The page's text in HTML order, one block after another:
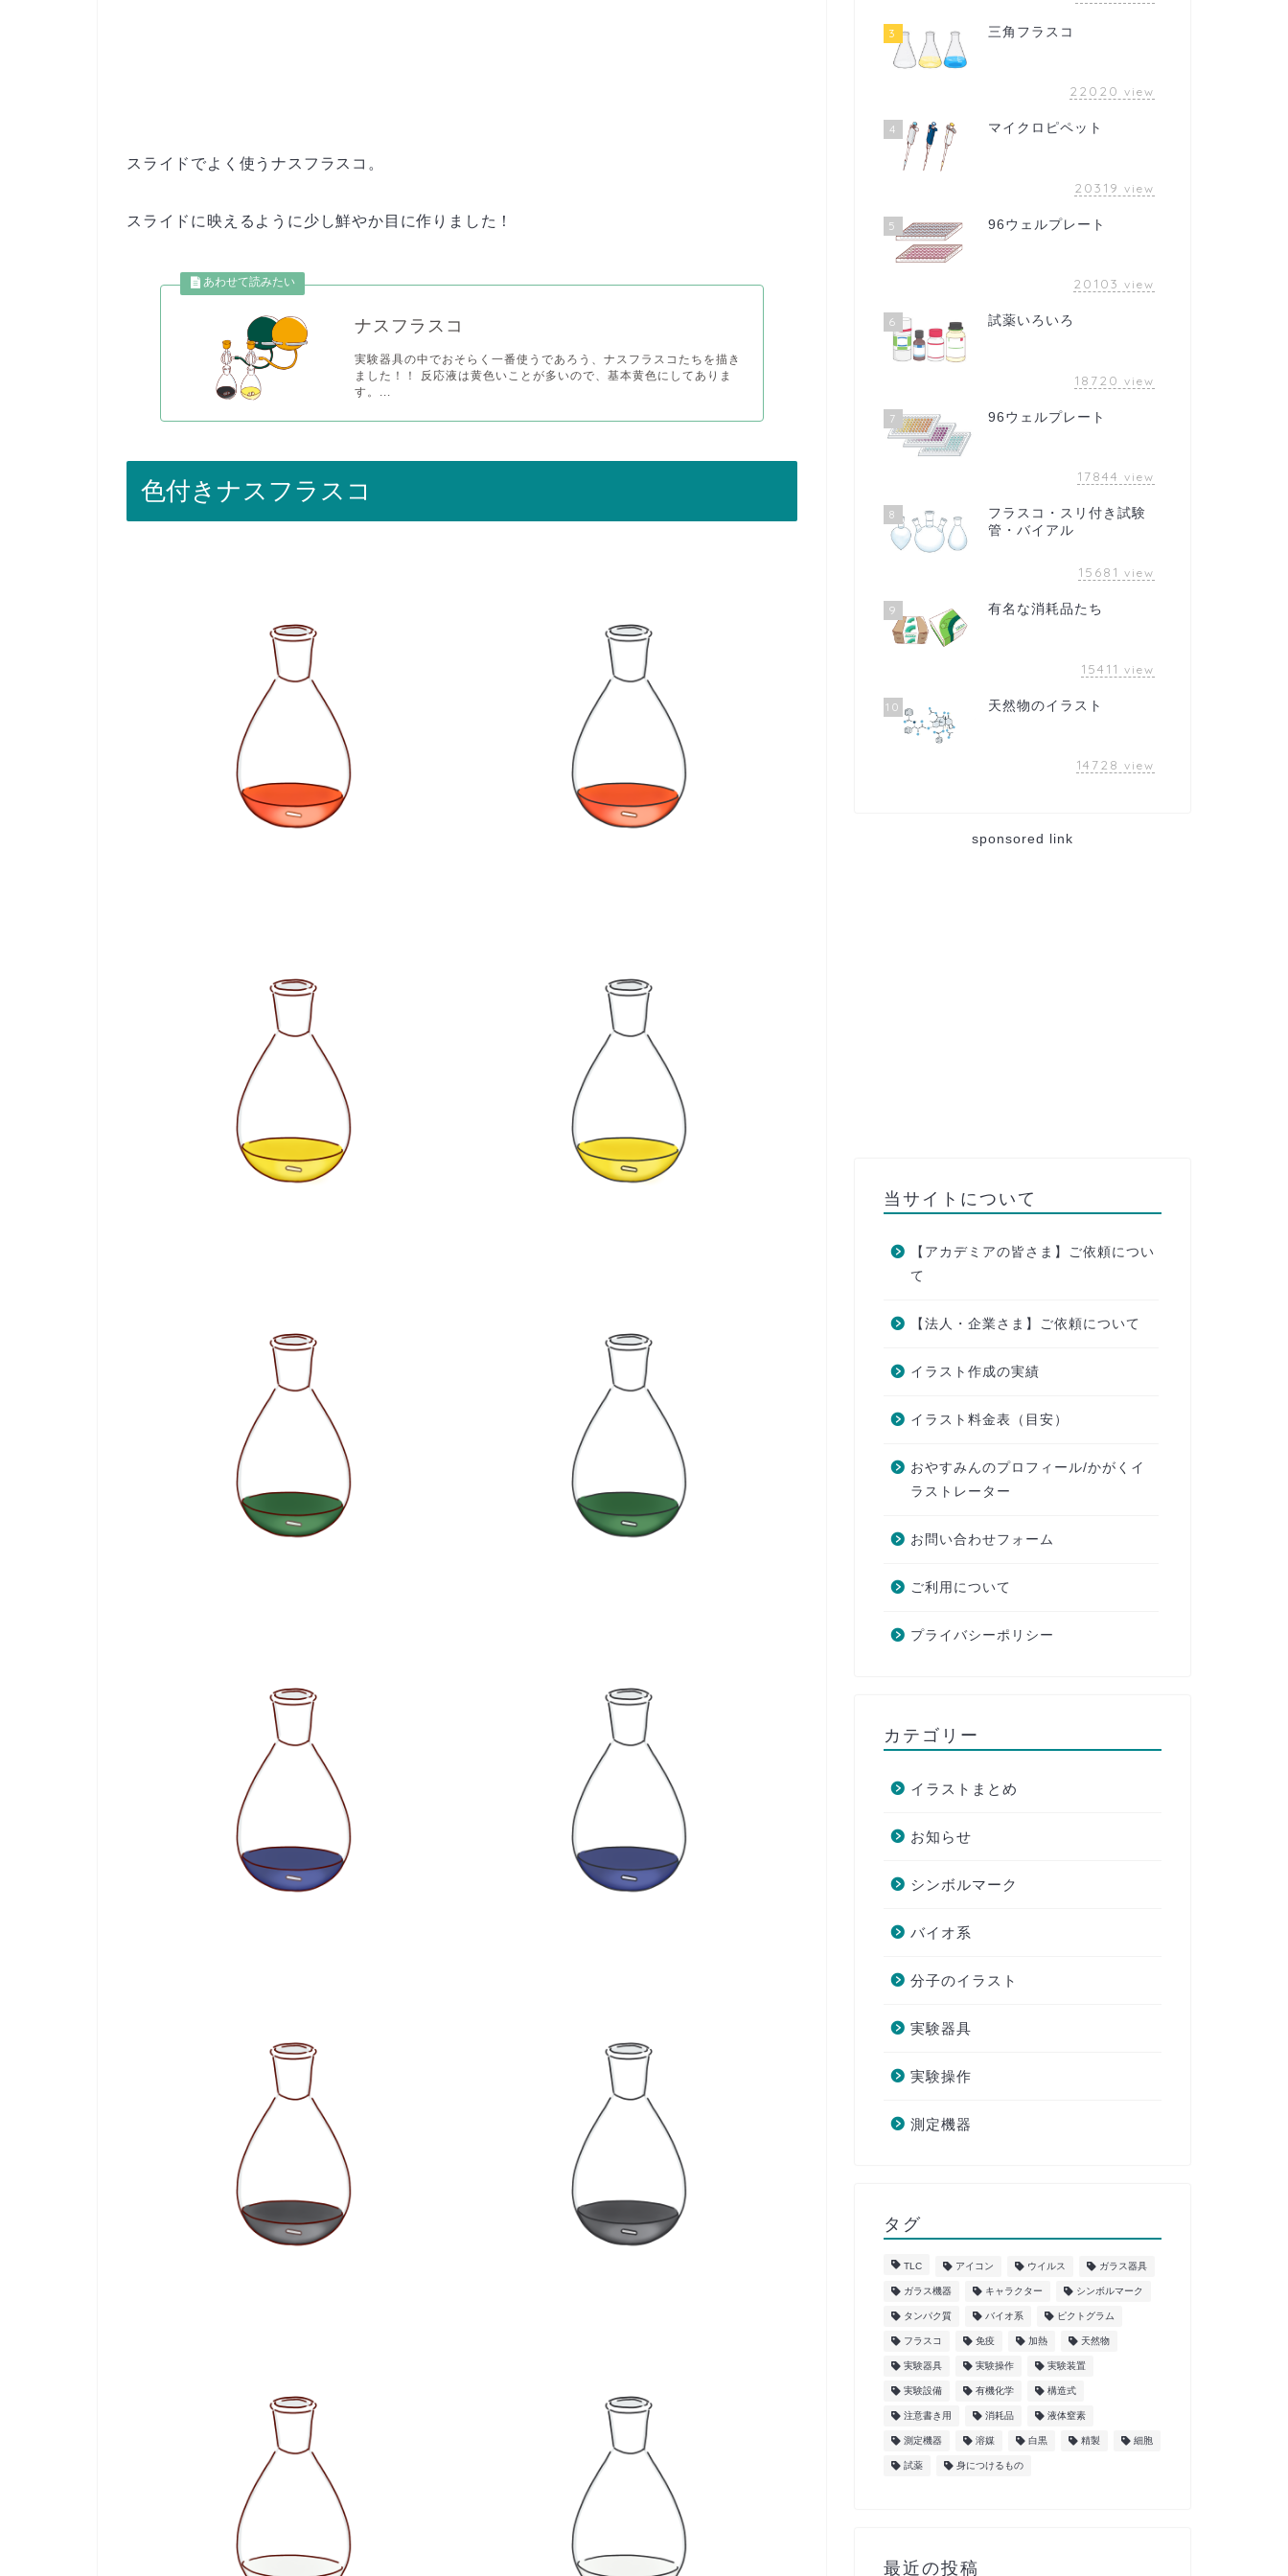
スライドでよく使うナスフラスコ。
スライドに映えるように少し鮮やか目に作りました！
ナスフラスコ
実験器具の中でおそらく一番使うであろう、ナスフラスコたちを描き
ました！！ 反応液は黄色いことが多いので、基本黄色にしてありま
す。...
色付きナスフラスコ
3 三角フラスコ
22020 view
4 マイクロピペット
20319 view
5 96ウェルプレート
20103 view
6 試薬いろいろ
18720 view
7 96ウェルプレート
17844 view
8
フラスコ・スリ付き試験
管・バイアル
15681 view
9 有名な消耗品たち
15411 view
10 天然物のイラスト
14728 view
sponsored link
当サイトについて
【アカデミアの皆さま】ご依頼につい
て
【法人・企業さま】ご依頼について
イラスト作成の実績
イラスト料金表（目安）
おやすみんのプロフィール/かがくイ
ラストレーター
お問い合わせフォーム
ご利用について
プライバシーポリシー
カテゴリー
イラストまとめ
お知らせ
シンボルマーク
バイオ系
分子のイラスト
実験器具
実験操作
測定機器
タグ
TLC アイコン ウイルス ガラス器具
ガラス機器 キャラクター シンボルマーク
タンパク質 バイオ系 ピクトグラム
フラスコ 免疫 加熱 天然物
実験器具 実験操作 実験装置
実験設備 有機化学 構造式
注意書き用 消耗品 液体窒素
測定機器 溶媒 白黒 精製 細胞
試薬 身につけるもの
最近の投稿